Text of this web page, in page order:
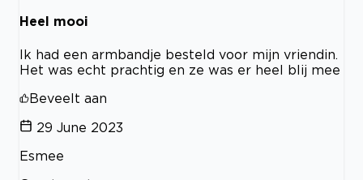
Heel mooi
Ik had een armbandje besteld voor mijn vriendin.
Het was echt prachtig en ze was er heel blij mee
Beveelt aan
29 June 2023
Esmee